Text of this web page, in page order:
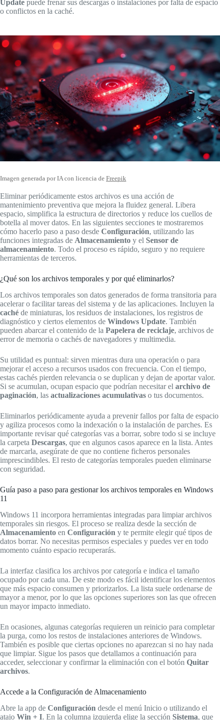
Update puede frenar sus descargas o instalaciones por falta de espacio
o conflictos en la caché.
Imagen generada por IA con licencia de Freepik
Eliminar periódicamente estos archivos es una acción de
mantenimiento preventiva que mejora la fluidez general. Libera
espacio, simplifica la estructura de directorios y reduce los cuellos de
botella al mover datos. En las siguientes secciones te mostraremos
cómo hacerlo paso a paso desde Configuración, utilizando las
funciones integradas de Almacenamiento y el Sensor de
almacenamiento. Todo el proceso es rápido, seguro y no requiere
herramientas de terceros.
¿Qué son los archivos temporales y por qué eliminarlos?
Los archivos temporales son datos generados de forma transitoria para
acelerar o facilitar tareas del sistema y de las aplicaciones. Incluyen la
caché de miniaturas, los residuos de instalaciones, los registros de
diagnóstico y ciertos elementos de Windows Update. También
pueden abarcar el contenido de la Papelera de reciclaje, archivos de
error de memoria o cachés de navegadores y multimedia.
Su utilidad es puntual: sirven mientras dura una operación o para
mejorar el acceso a recursos usados con frecuencia. Con el tiempo,
estas cachés pierden relevancia o se duplican y dejan de aportar valor.
Si se acumulan, ocupan espacio que podrían necesitar el archivo de
paginación, las actualizaciones acumulativas o tus documentos.
Eliminarlos periódicamente ayuda a prevenir fallos por falta de espacio
y agiliza procesos como la indexación o la instalación de parches. Es
importante revisar qué categorías vas a borrar, sobre todo si se incluye
la carpeta Descargas, que en algunos casos aparece en la lista. Antes
de marcarla, asegúrate de que no contiene ficheros personales
imprescindibles. El resto de categorías temporales pueden eliminarse
con seguridad.
Guía paso a paso para gestionar los archivos temporales en Windows
11
Windows 11 incorpora herramientas integradas para limpiar archivos
temporales sin riesgos. El proceso se realiza desde la sección de
Almacenamiento en Configuración y te permite elegir qué tipos de
datos borrar. No necesitas permisos especiales y puedes ver en todo
momento cuánto espacio recuperarás.
La interfaz clasifica los archivos por categoría e indica el tamaño
ocupado por cada una. De este modo es fácil identificar los elementos
que más espacio consumen y priorizarlos. La lista suele ordenarse de
mayor a menor, por lo que las opciones superiores son las que ofrecen
un mayor impacto inmediato.
En ocasiones, algunas categorías requieren un reinicio para completar
la purga, como los restos de instalaciones anteriores de Windows.
También es posible que ciertas opciones no aparezcan si no hay nada
que limpiar. Sigue los pasos que detallamos a continuación para
acceder, seleccionar y confirmar la eliminación con el botón Quitar
archivos.
Accede a la Configuración de Almacenamiento
Abre la app de Configuración desde el menú Inicio o utilizando el
atajo Win + I. En la columna izquierda elige la sección Sistema, que